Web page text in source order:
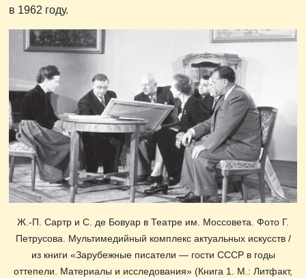
в 1962 году.
Ж.-П. Сартр и С. де Бовуар в Театре им. Моссовета. Фото Г.
Петрусова. Мультимедийный комплекс актуальных искусств /
из книги «Зарубежные писатели — гости СССР в годы
оттепели. Материалы и исследования» (Книга 1. М.: Литфакт,